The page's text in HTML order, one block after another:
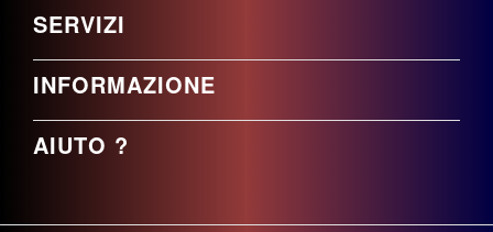
SERVIZI
INFORMAZIONE
AIUTO ?